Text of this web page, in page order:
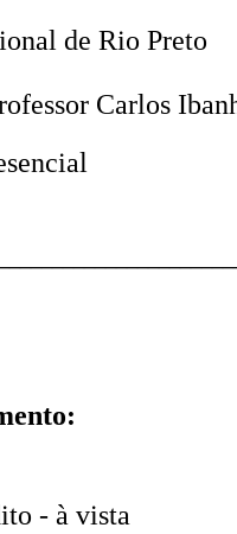
de Rio Preto
Carlos
- à vista